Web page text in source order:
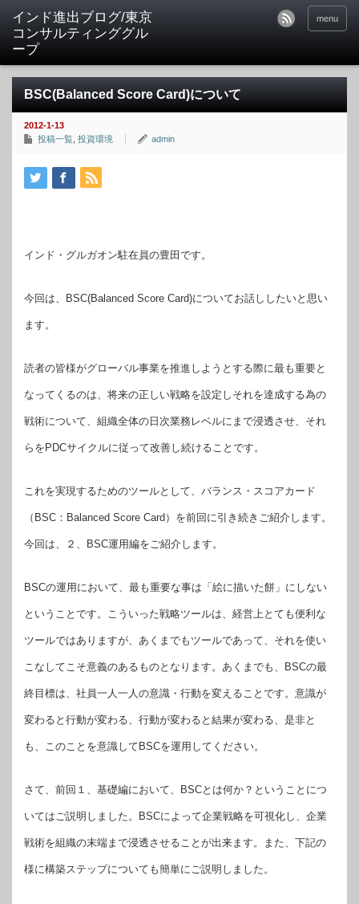
インド進出ブログ/東京
コンサルティンググル
ープ
menu
BSC(Balanced Score Card)について
2012-1-13
投稿一覧 投資環境 admin
インド・グルガオン駐在員の豊田です。
今回は、BSC(Balanced Score Card)についてお話ししたいと思い
ます。
読者の皆様がグローバル事業を推進しようとする際に最も重要と
なってくるのは、将来の正しい戦略を設定しそれを達成する為の
戦術について、組織全体の日次業務レベルにまで浸透させ、それ
らをPDCサイクルに従って改善し続けることです。
これを実現するためのツールとして、バランス・スコアカード
（BSC：Balanced Score Card）を前回に引き続きご紹介します。
今回は、２、BSC運用編をご紹介します。
BSCの運用において、最も重要な事は「絵に描いた餅」にしない
ということです。こういった戦略ツールは、経営上とても便利な
ツールではありますが、あくまでもツールであって、それを使い
こなしてこそ意義のあるものとなります。あくまでも、BSCの最
終目標は、社員一人一人の意識・行動を変えることです。意識が
変わると行動が変わる、行動が変わると結果が変わる、是非と
も、このことを意識してBSCを運用してください。
さて、前回１、基礎編において、BSCとは何か？ということにつ
いてはご説明しました。BSCによって企業戦略を可視化し、企業
戦術を組織の末端まで浸透させることが出来ます。また、下記の
様に構築ステップについても簡単にご説明しました。